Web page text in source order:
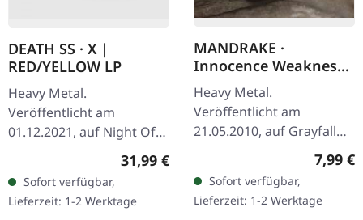
DEATH SS · X |
RED/YELLOW LP
Heavy Metal.
Veröffentlicht am
01.12.2021, auf Night Of
The Vinyl Dead Records.
Rot/Weiß Swirl-Vinyl mit
gestanztem Cover,
bedruckter Innenhülle,…
Regulärer Preis:
31,99 €
Sofort verfügbar,
Lieferzeit: 1-2 Werktage
MANDRAKE ·
Innocence Weakness
| CD
Heavy Metal.
Veröffentlicht am
21.05.2010, auf Grayfall
Records. Prelude 0:48 I A
Secret To Reveal 4:12 Save
Us From Ourselves 5:11 A
Serenade To The…
7,99 €
Sofort verfügbar,
Lieferzeit: 1-2 Werktage